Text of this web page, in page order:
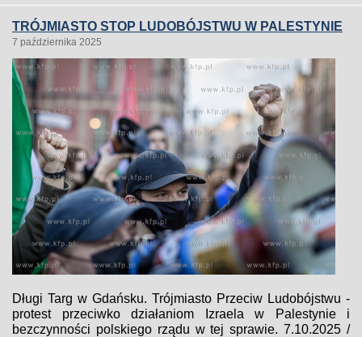
TRÓJMIASTO STOP LUDOBÓJSTWU W PALESTYNIE
7 października 2025
Długi Targ w Gdańsku. Trójmiasto Przeciw Ludobójstwu -
protest przeciwko działaniom Izraela w Palestynie i
bezczynności polskiego rządu w tej sprawie. 7.10.2025 /